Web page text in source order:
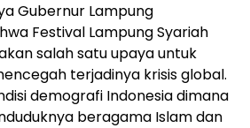
Gubernur Lampung
Festival Lampung Syariah
salah satu upaya untuk
terjadinya krisis global.
demografi Indonesia dimana
beragama Islam dan